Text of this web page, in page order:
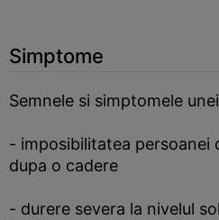
Simptome
Semnele si simptomele
- imposibilitatea persoanei
dupa o cadere
- durere severa la nivelul